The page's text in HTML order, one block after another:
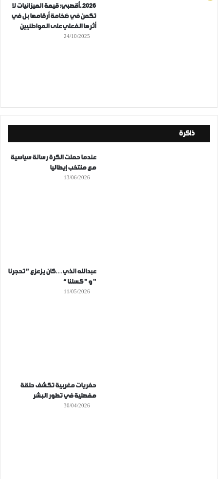
2026..أقصبي: قيمة الميزانيات لا
تكمن في ضخامة أرقامها بل في
أثرها الفعلي على المواطنيين
24/10/2025
ذاكرة
عندما حملت الكرة رسالة سياسية
مع منتخب إيطاليا
13/06/2026
عبدالله الذي…كان يزعزع ” تحجرنا
” و ” كسلنا “
11/05/2026
حفريات مغربية تكشف حلقة
مفصلية في تطور البشر
30/04/2026